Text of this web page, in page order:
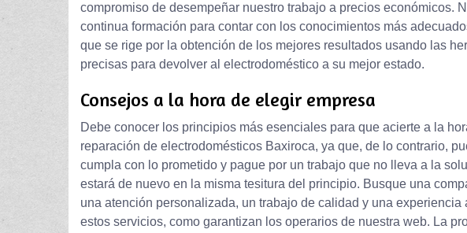
compromiso de desempeñar nuestro trabajo a precios económicos.
continua formación para contar con los conocimientos más
que se rige por la obtención de los mejores resultados usando las
precisas para devolver al electrodoméstico a su mejor estado.
Consejos a la hora de elegir empresa
Debe conocer los principios más esenciales para que acierte a la
reparación de electrodomésticos Baxiroca, ya que, de lo contrario,
cumpla con lo prometido y pague por un trabajo que no lleva a la
estará de nuevo en la misma tesitura del principio. Busque una
una atención personalizada, un trabajo de calidad y una
estos servicios, como garantizan los operarios de nuestra web. La